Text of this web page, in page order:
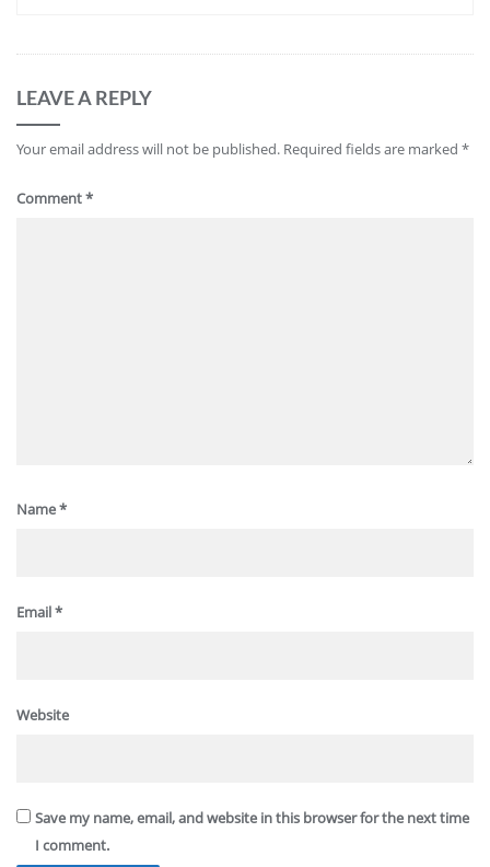
LEAVE A REPLY
Your email address will not be published. Required fields are marked *
Comment*
Name*
Email*
Website
Save my name, email, and website in this browser for the next time
I comment.